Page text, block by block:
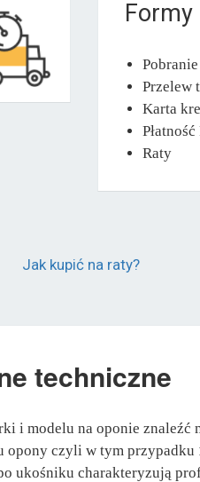
Formy
Przelew
Karta
Raty
Jak kupić na raty?
techniczne
i modelu na oponie znaleźć
opony czyli w tym przypadku
ukośniku charakteryzują